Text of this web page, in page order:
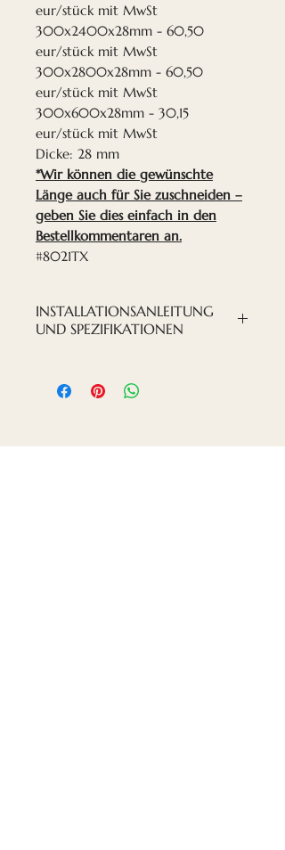
eur/stück mit MwSt
300x2400x28mm - 60,50
eur/stück mit MwSt
300x2800x28mm - 60,50
eur/stück mit MwSt
300x600x28mm - 30,15
eur/stück mit MwSt
Dicke: 28 mm
*Wir können die gewünschte
Länge auch für Sie zuschneiden –
geben Sie dies einfach in den
Bestellkommentaren an.
#8021TX
INSTALLATIONSANLEITUNG
UND SPEZIFIKATIONEN